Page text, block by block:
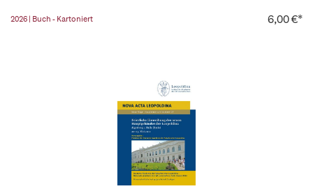
2026 | Buch - Kartoniert 6,00 €*